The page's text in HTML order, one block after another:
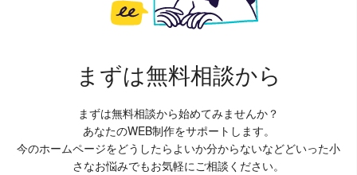
まずは無料相談から
まずは無料相談から始めてみませんか？
あなたのWEB制作をサポートします。
今のホームページをどうしたらよいか分からないなどどいった小
さなお悩みでもお気軽にご相談ください。